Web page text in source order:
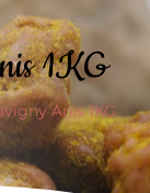
1KG
Anis 1KG